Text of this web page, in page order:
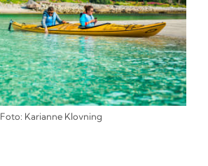
Foto: Karianne Klovning